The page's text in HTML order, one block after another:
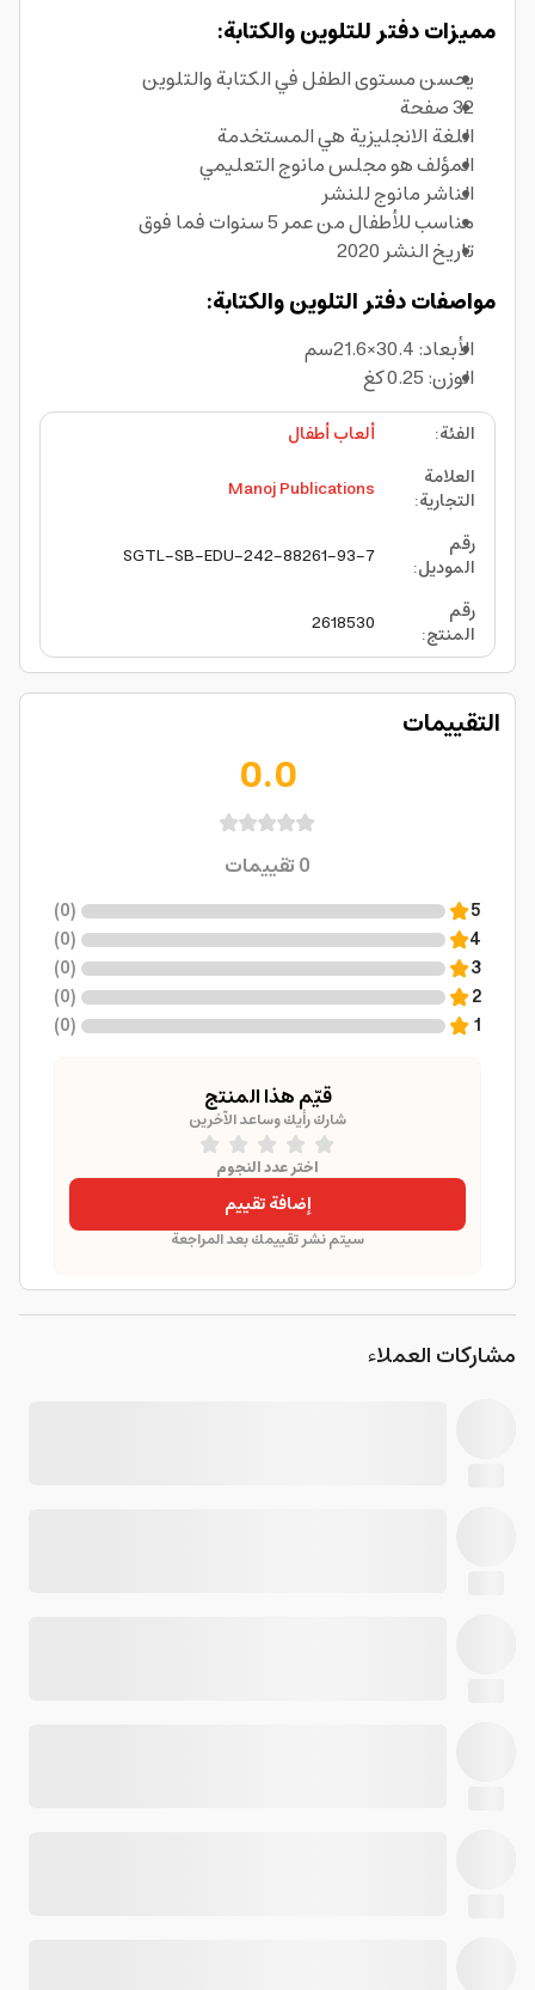
مميزات دفتر للتلوين والكتابة:
يحسن مستوى الطفل في الكتابة والتلوين
32 صفحة
اللغة الانجليزية هي المستخدمة
المؤلف هو مجلس مانوج التعليمي
الناشر مانوج للنشر
مناسب للأطفال من عمر 5 سنوات فما فوق
تاريخ النشر 2020
مواصفات دفتر التلوين والكتابة:
الأبعاد: 30.4×21.6سم
الوزن: 0.25 كغ
الفئة:
ألعاب أطفال
العلامة
التجارية:
Manoj Publications
رقم
الموديل:
SGTL-SB-EDU-242-88261-93-7
رقم
المنتج:
2618530
التقييمات
0.0
0تقييمات
5
(
0
)
4
(
0
)
3
(
0
)
2
(
0
)
1
(
0
)
قيّم هذا المنتج
شارك رأيك وساعد الآخرين
اختر عدد النجوم
إضافة تقييم
سيتم نشر تقييمك بعد المراجعة
مشاركات العملاء